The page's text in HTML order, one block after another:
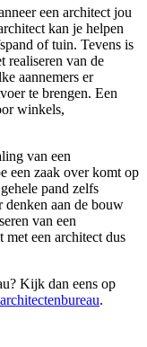
een architect jou
kan je helpen
of tuin. Tevens is
realiseren van de
aannemers er
te brengen. Een
winkels,
van een
een zaak over komt op
pand zelfs
denken aan de bouw
van een
met een architect dus
Kijk dan eens op
.